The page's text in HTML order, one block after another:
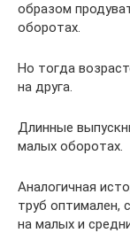
образом
оборотах.
Но тогда
на друга.
Длинные
малых оборотах.
Аналогичная
труб оптимален,
на малых и